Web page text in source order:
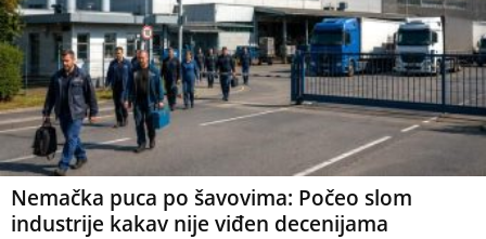
Nemačka puca po šavovima: Počeo slom
industrije kakav nije viđen decenijama